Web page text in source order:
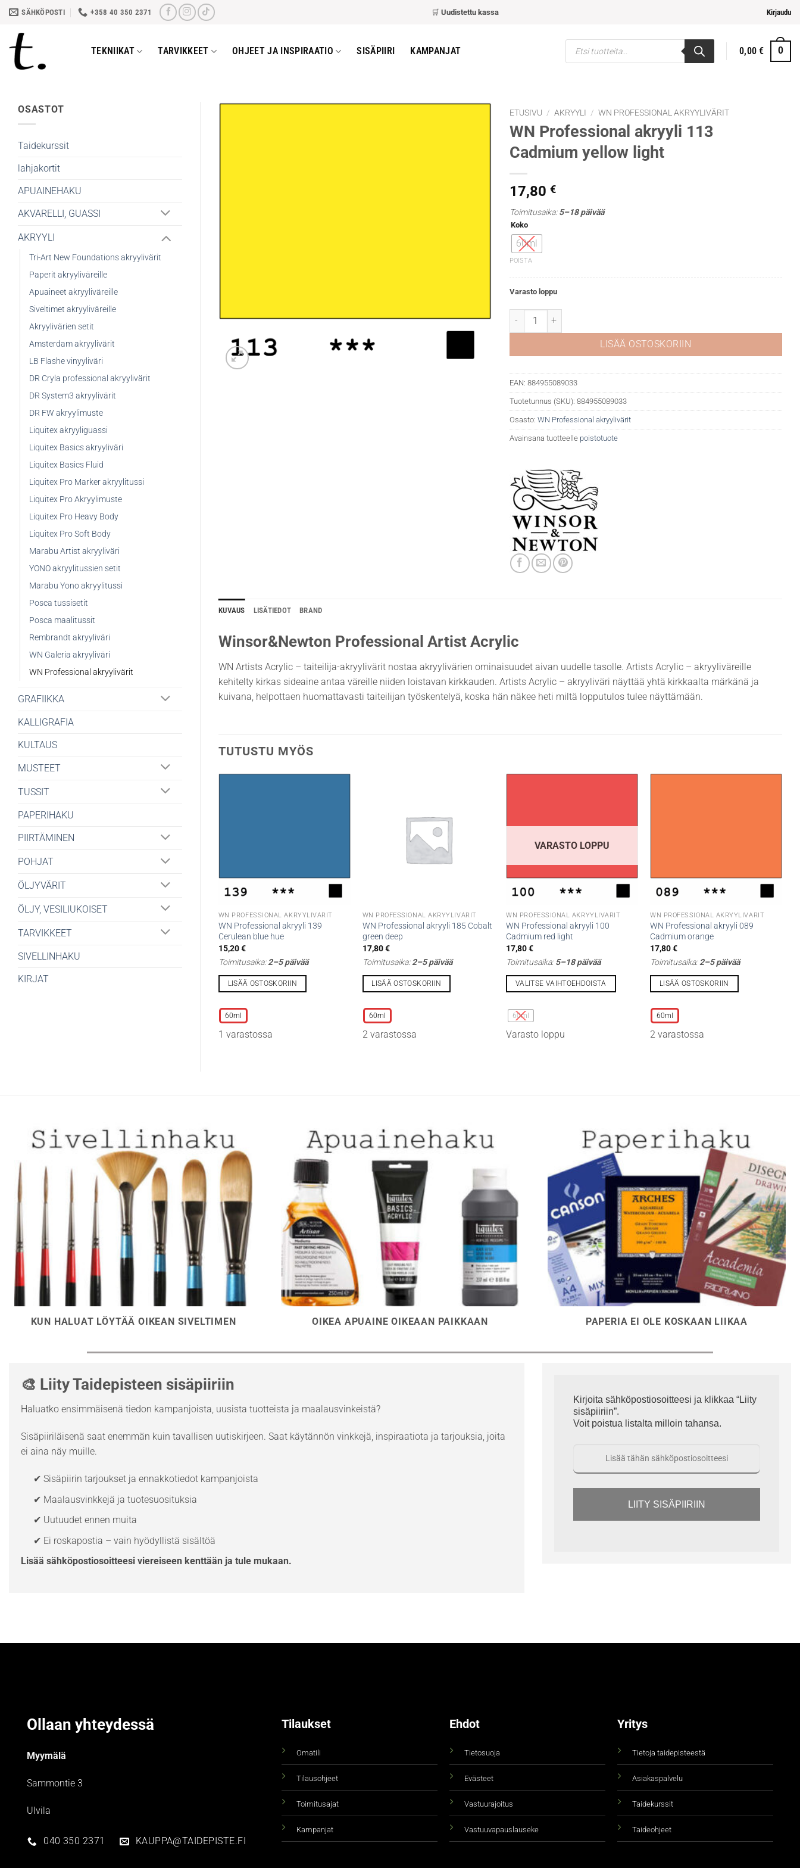
Skip
content
SÄHKÖPOSTI +358 40 350 2371 Uudistettu kassa– nopeampi ja helpompi maksaminen Kirjaudu
TEKNIIKAT TARVIKKEET OHJEET JA INSPIRAATIO SISÄPIIRI KAMPANJAT
Products
search
0,00€ 0
OSASTOT
Taidekurssit
lahjakortit
APUAINEHAKU
AKVARELLI, GUASSI
AKRYYLI
Tri-Art New Foundations akryylivärit
Paperit akryyliväreille
Apuaineet akryyliväreille
Siveltimet akryyliväreille
Akryylivärien setit
Amsterdam akryylivärit
LB Flashe vinyyliväri
DR Cryla professional akryylivärit
DR System3 akryylivärit
DR FW akryylimuste
Liquitex akryyliguassi
Liquitex Basics akryyliväri
Liquitex Basics Fluid
Liquitex Pro Marker akryylitussi
Liquitex Pro Akryylimuste
Liquitex Pro Heavy Body
Liquitex Pro Soft Body
Marabu Artist akryyliväri
YONO akryylitussien setit
Marabu Yono akryylitussi
Posca tussisetit
Posca maalitussit
Rembrandt akryyliväri
WN Galeria akryyliväri
WN Professional akryylivärit
GRAFIIKKA
KALLIGRAFIA
KULTAUS
MUSTEET
TUSSIT
PAPERIHAKU
PIIRTÄMINEN
POHJAT
ÖLJYVÄRIT
ÖLJY, VESILIUKOISET
TARVIKKEET
SIVELLINHAKU
KIRJAT
ETUSIVU / AKRYYLI / WN PROFESSIONAL AKRYYLIVÄRIT
WN Professional akryyli 113
Cadmium yellow light
17,80 €
Toimitusaika:5–18 päivää
Koko
60ml
POISTA
Varasto loppu
WN Professional akryyli 113 Cadmium yellow light määrä
LISÄÄ OSTOSKORIIN
EAN: 884955089033
Tuotetunnus (SKU): 884955089033
Osasto: WN Professional akryylivärit
Avainsana tuotteelle poistotuote
KUVAUS LISÄTIEDOT BRAND
Winsor&Newton Professional Artist Acrylic
WN Artists Acrylic – taiteilija-akryylivärit nostaa akryylivärien ominaisuudet aivan uudelle tasolle. Artists Acrylic – akryyliväreille
kehitelty kirkas sideaine antaa väreille niiden loistavan kirkkauden. Artists Acrylic – akryyliväri näyttää yhtä kirkkaalta märkänä ja
kuivana, helpottaen huomattavasti taiteilijan työskentelyä, koska hän näkee heti miltä lopputulos tulee näyttämään.
TUTUSTU MYÖS
WN PROFESSIONAL AKRYYLIVÄRIT
WN Professional akryyli 139
Cerulean blue hue
15,20€
Toimitusaika:2–5 päivää
LISÄÄ OSTOSKORIIN
tuotteella
on
useampi
60ml
1 varastossa
WN PROFESSIONAL AKRYYLIVÄRIT
WN Professional akryyli 185 Cobalt
green deep
17,80€
Toimitusaika:2–5 päivää
LISÄÄ OSTOSKORIIN
tuotteella
on
useampi
60ml
2 varastossa
VARASTO LOPPU
WN PROFESSIONAL AKRYYLIVÄRIT
WN Professional akryyli 100
Cadmium red light
17,80€
Toimitusaika:5–18 päivää
VALITSE VAIHTOEHDOISTA
tuotteella
useampi
60ml
Varasto loppu
WN PROFESSIONAL AKRYYLIVÄRIT
WN Professional akryyli 089
Cadmium orange
17,80€
Toimitusaika:2–5 päivää
LISÄÄ OSTOSKORIIN
tuotteella
on
useampi
60ml
2 varastossa
KUN HALUAT LÖYTÄÄ OIKEAN SIVELTIMEN OIKEA APUAINE OIKEAAN PAIKKAAN PAPERIA EI OLE KOSKAAN LIIKAA
🎨 Liity Taidepisteen sisäpiiriin
Haluatko ensimmäisenä tiedon kampanjoista, uusista tuotteista ja maalausvinkeistä?
Sisäpiiriläisenä saat enemmän kuin tavallisen uutiskirjeen. Saat käytännön vinkkejä, inspiraatiota ja tarjouksia, joita
ei aina näy muille.
✔ Sisäpiirin tarjoukset ja ennakkotiedot kampanjoista
✔ Maalausvinkkejä ja tuotesuosituksia
✔ Uutuudet ennen muita
✔ Ei roskapostia – vain hyödyllistä sisältöä
Lisää sähköpostiosoitteesi viereiseen kenttään ja tule mukaan.
Kirjoita sähköpostiosoitteesi ja klikkaa “Liity
sisäpiiriin”.
Voit poistua listalta milloin tahansa.
LIITY SISÄPIIRIIN
Ollaan yhteydessä
Myymälä
Sammontie 3
Ulvila
040 350 2371 KAUPPA@TAIDEPISTE.FI
Tilaukset
Omatili
Tilausohjeet
Toimitusajat
Kampanjat
Ehdot
Tietosuoja
Evästeet
Vastuurajoitus
Vastuuvapauslauseke
Yritys
Tietoja taidepisteestä
Asiakaspalvelu
Taidekurssit
Taideohjeet